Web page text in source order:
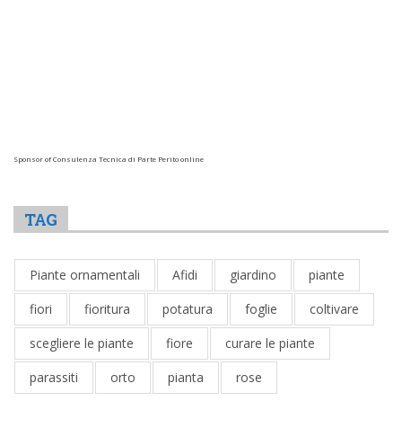
Sponsor of Consulenza Tecnica di Parte Perito online
TAG
Piante ornamentali Afidi giardino
piante
fiori
fioritura potatura foglie
coltivare
scegliere le piante
fiore
curare le piante
parassiti
orto pianta rose